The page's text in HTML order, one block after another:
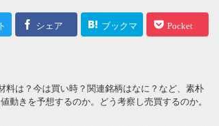
シェア ブックマ Pocket
料は？今は買い時？関連銘柄はなに？など、素朴
きを予想するのか。どう考察し売買するのか。